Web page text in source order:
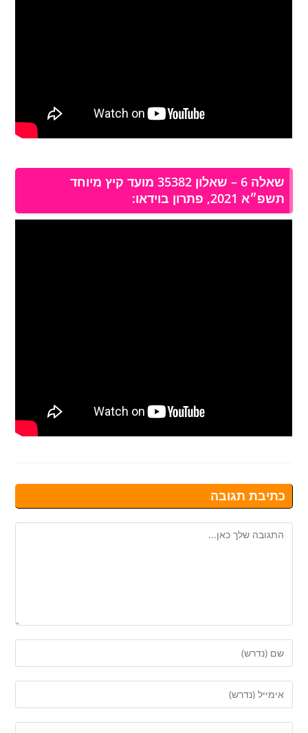
שאלה 6 – שאלון 35382 מועד קיץ מיוחד
תשפ״א 2021, פתרון בוידאו:
כתיבת תגובה